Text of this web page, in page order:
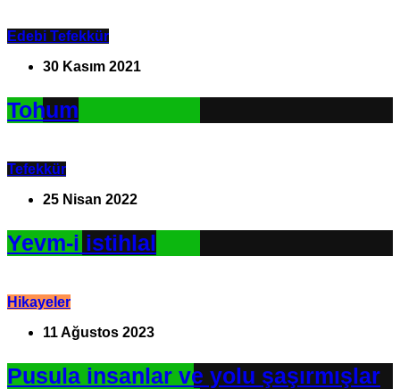
Edebi Tefekkür
30 Kasım 2021
Tohum
Tefekkür
25 Nisan 2022
Yevm-i istihlal
Hikayeler
11 Ağustos 2023
Pusula insanlar ve yolu şaşırmışlar